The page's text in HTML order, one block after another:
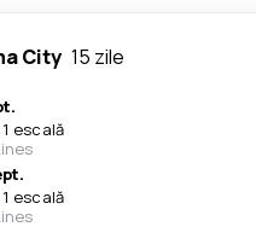
City 15 zile
1 escală
1 escală